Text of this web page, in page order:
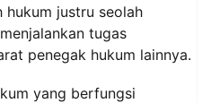
hukum justru seolah
tugas
penegak hukum lainnya.
yang berfungsi